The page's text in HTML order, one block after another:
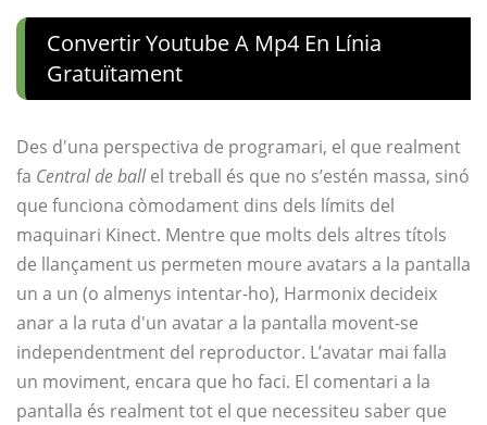
Convertir Youtube A Mp4 En Línia
Gratuïtament
Des d'una perspectiva de programari, el que realment
fa Central de ballel treball és que no s’estén massa, sinó
que funciona còmodament dins dels límits del
maquinari Kinect. Mentre que molts dels altres títols
de llançament us permeten moure avatars a la pantalla
un a un (o almenys intentar-ho), Harmonix decideix
anar a la ruta d'un avatar a la pantalla movent-se
independentment del reproductor. L’avatar mai falla
un moviment, encara que ho faci. El comentari a la
pantalla és realment tot el que necessiteu saber que